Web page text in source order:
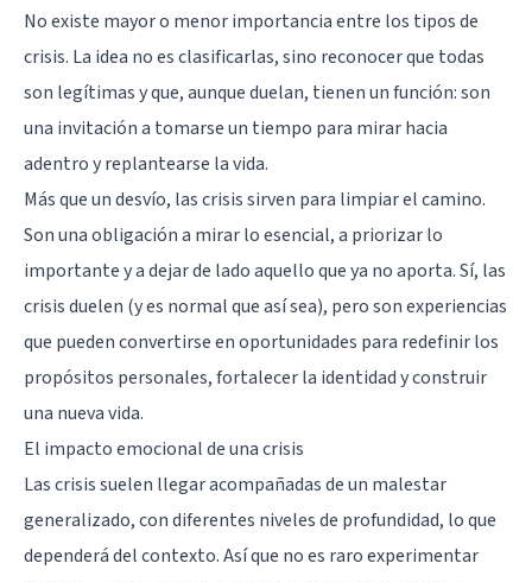
No existe mayor o menor importancia entre los tipos de
crisis. La idea no es clasificarlas, sino reconocer que todas
son legítimas y que, aunque duelan, tienen un función: son
una invitación a tomarse un tiempo para mirar hacia
adentro y replantearse la vida.
Más que un desvío, las crisis sirven para limpiar el camino.
Son una obligación a mirar lo esencial, a priorizar lo
importante y a dejar de lado aquello que ya no aporta. Sí, las
crisis duelen (y es normal que así sea), pero son experiencias
que pueden convertirse en oportunidades para redefinir los
propósitos personales, fortalecer la identidad y construir
una nueva vida.
El impacto emocional de una crisis
Las crisis suelen llegar acompañadas de un malestar
generalizado, con diferentes niveles de profundidad, lo que
dependerá del contexto. Así que no es raro experimentar